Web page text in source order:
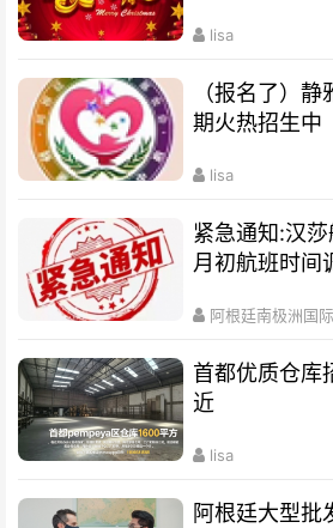
lisa
（报名了）
期火热招生中
lisa
紧急通知:汉
月初航班时间
阿根廷南极洲国
首都优质仓库
近
lisa
阿根廷大型